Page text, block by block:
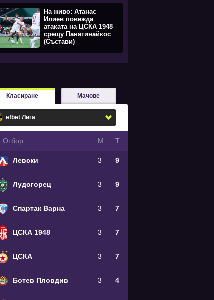
На живо: Атанас
Илиев повежда
атаката на ЦСКА 1948
срещу Панатинайкос
(Състави)
Класиране Мачове
Oтбор М Т
Левски 3 9
Лудогорец 3 9
Спартак Варна 3 7
ЦСКА 1948 3 7
ЦСКА 3 7
Ботев Пловдив 3 4